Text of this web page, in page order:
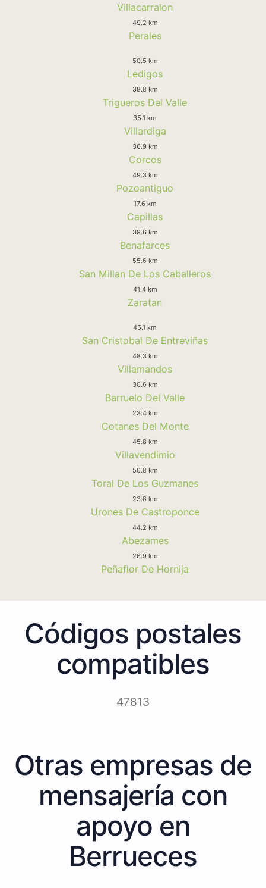
Villacarralon
49.2 km
Perales
50.5 km
Ledigos
38.8 km
Trigueros Del Valle
35.1 km
Villardiga
36.9 km
Corcos
49.3 km
Pozoantiguo
17.6 km
Capillas
39.6 km
Benafarces
55.6 km
San Millan De Los Caballeros
41.4 km
Zaratan
45.1 km
San Cristobal De Entreviñas
48.3 km
Villamandos
30.6 km
Barruelo Del Valle
23.4 km
Cotanes Del Monte
45.8 km
Villavendimio
50.8 km
Toral De Los Guzmanes
23.8 km
Urones De Castroponce
44.2 km
Abezames
26.9 km
Peñaflor De Hornija
Códigos postales
compatibles
47813
Otras empresas de
mensajería con
apoyo en
Berrueces